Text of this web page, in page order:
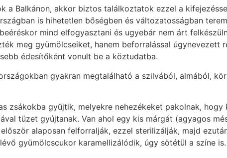
a Balkánon, akkor biztos találkoztatok ezzel a
is hihetetlen bőségben és változatosságban
mind elfogyasztani és ugyebár nem árt
meg gyümölcseiket, hanem beforralással úgynevezett
édesítőként vonult be a köztudatba.
gyakran megtalálható a szilvából, almából,
zsákokba gyűjtik, melyekre nehezékeket pakolnak,
tüzet gyújtanak. Van ahol egy kis márgát (agyagos
alaposan felforralják, ezzel sterilizálják, majd
gyümölcscukor karamellizálódik, úgy sötétül a színe